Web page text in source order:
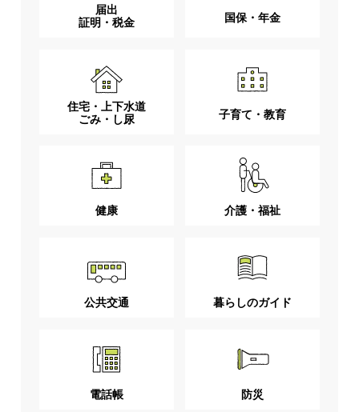
届出
証明・税金
国保・年金
住宅・上下水道
ごみ・し尿
子育て・教育
健康 介護・福祉
公共交通 暮らしのガイド
電話帳 防災